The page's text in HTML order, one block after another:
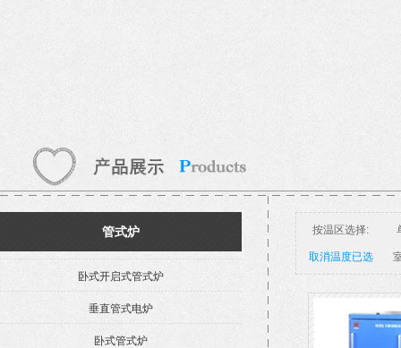
管式炉
卧式开启式管式炉
垂直管式电炉
卧式管式炉
按温区选择:
取消温度已选